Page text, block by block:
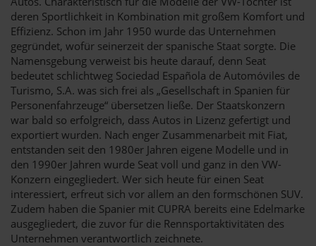
deren Sportlichkeit in Kombination mit großem Komfort und
Effizienz. Schon im Jahr 1950 wurde das Unternehmen
gegründet, wofür seinerzeit der spanische Staat sorgte. Die
Namensgebung verweist bis heute darauf, denn Seat
bedeutet schlichtweg Sociedad Española de Automóviles de
Turismo, S.A. was sich frei als „Gesellschaft in Spanien für
Personenfahrzeuge“ übersetzen ließe. Der Staatskonzern
war bald so erfolgreich, dass Autos in Lizenz gefertigt und
exportiert wurden. Nach enger Zusammenarbeit mit Fiat,
entstanden seit den 1980er Jahren eigene Modelle und in
den 1990er Jahren wurde Seat voll und ganz in den VW-
Konzern eingegliedert. Wer sich heute für einen Seat
interessiert, erfreut sich vor allem an den formschönen SUV.
Zudem haben die Spanier mit CUPRA bereits eine Edelmarke
ausgegliedert, die zuvor für die Rennsportaktivitäten des
Unternehmen verantwortlich zeichnete.